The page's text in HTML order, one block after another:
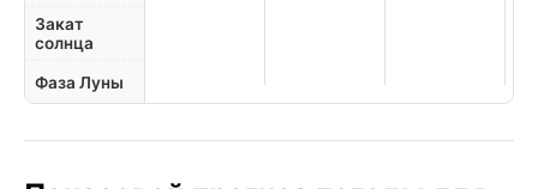
Закат
солнца
Фаза Луны